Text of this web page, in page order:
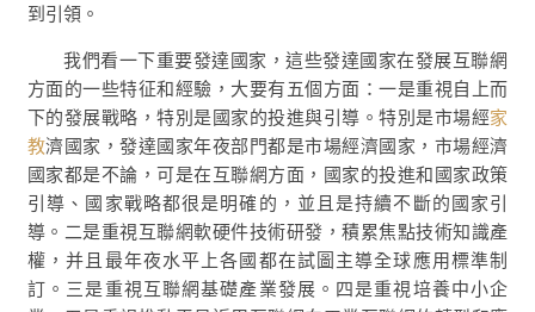
到引領。
我們看一下重要發達國家，這些發達國家在發展互聯網
方面的一些特征和經驗，大要有五個方面：一是重視自上而
下的發展戰略，特別是國家的投進與引導。特別是市場經家
教濟國家，發達國家年夜部門都是市場經濟國家，市場經濟
國家都是不論，可是在互聯網方面，國家的投進和國家政策
引導、國家戰略都很是明確的，並且是持續不斷的國家引
導。二是重視互聯網軟硬件技術研發，積累焦點技術知識產
權，并且最年夜水平上各國都在試圖主導全球應用標準制
訂。三是重視互聯網基礎產業發展。四是重視培養中小企